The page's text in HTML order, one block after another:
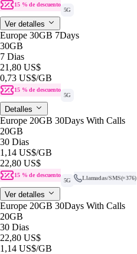
15 % de descuento
5G
Ver detalles
Europe 30GB 7Days
30GB
7 Dias
21,80 US$
0,73 US$/GB
15 % de descuento
5G
Detalles
Europe 20GB 30Days With Calls
20GB
30 Dias
1,14 US$/GB
22,80 US$
15 % de descuento
5G
Llamadas/SMS(+376)
Ver detalles
Europe 20GB 30Days With Calls
20GB
30 Dias
22,80 US$
1,14 US$/GB